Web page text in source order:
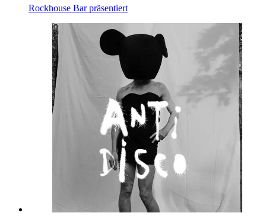
Rockhouse Bar präsentiert